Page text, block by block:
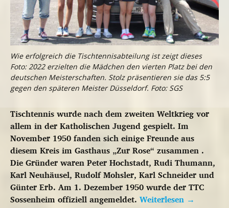
Wie erfolgreich die Tischtennisabteilung ist zeigt dieses
Foto: 2022 erzielten die Mädchen den vierten Platz bei den
deutschen Meisterschaften. Stolz präsentieren sie das 5:5
gegen den späteren Meister Düsseldorf. Foto: SGS
Tischtennis wurde nach dem zweiten Weltkrieg vor
allem in der Katholischen Jugend gespielt. Im
November 1950 fanden sich einige Freunde aus
diesem Kreis im Gasthaus „Zur Rose“ zusammen .
Die Gründer waren Peter Hochstadt, Rudi Thumann,
Karl Neuhäusel, Rudolf Mohsler, Karl Schneider und
Günter Erb. Am 1. Dezember 1950 wurde der TTC
Sossenheim offiziell angemeldet. Weiterlesen →